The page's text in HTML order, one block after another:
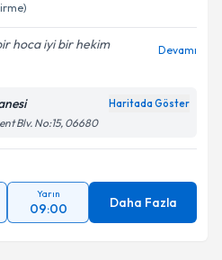
hoca iyi bir hekim
Devamı
Haritada Göster
Blv. No:15, 06680
Yarın
09:00 Daha Fazla